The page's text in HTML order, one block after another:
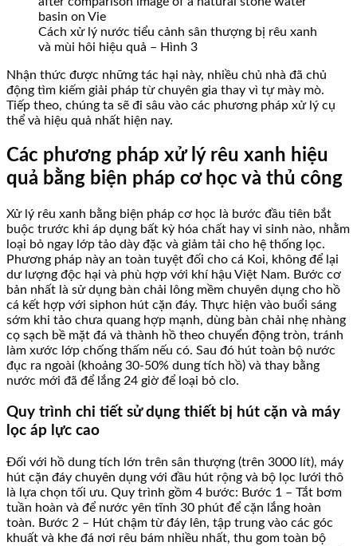
Cách xử lý nước tiểu cảnh sân thượng bị rêu xanh
và mùi hôi hiệu quả – Hình 3
Nhận thức được những tác hại này, nhiều chủ nhà đã chủ
động tìm kiếm giải pháp từ chuyên gia thay vì tự mày mò.
Tiếp theo, chúng ta sẽ đi sâu vào các phương pháp xử lý cụ
thể và hiệu quả nhất hiện nay.
Các phương pháp xử lý rêu xanh hiệu
quả bằng biện pháp cơ học và thủ công
Xử lý rêu xanh bằng biện pháp cơ học là bước đầu tiên bắt
buộc trước khi áp dụng bất kỳ hóa chất hay vi sinh nào, nhằm
loại bỏ ngay lớp tảo dày đặc và giảm tải cho hệ thống lọc.
Phương pháp này an toàn tuyệt đối cho cá Koi, không để lại
dư lượng độc hại và phù hợp với khí hậu Việt Nam. Bước cơ
bản nhất là sử dụng bàn chải lông mềm chuyên dụng cho hồ
cá kết hợp với siphon hút cặn đáy. Thực hiện vào buổi sáng
sớm khi tảo chưa quang hợp mạnh, dùng bàn chải nhẹ nhàng
cọ sạch bề mặt đá và thành hồ theo chuyển động tròn, tránh
làm xước lớp chống thấm nếu có. Sau đó hút toàn bộ nước
đục ra ngoài (khoảng 30-50% dung tích hồ) và thay bằng
nước mới đã để lắng 24 giờ để loại bỏ clo.
Quy trình chi tiết sử dụng thiết bị hút cặn và máy
lọc áp lực cao
Đối với hồ dung tích lớn trên sân thượng (trên 3000 lít), máy
hút cặn đáy chuyên dụng với đầu hút rộng và bộ lọc lưới thô
là lựa chọn tối ưu. Quy trình gồm 4 bước: Bước 1 – Tắt bơm
tuần hoàn và để nước yên tĩnh 30 phút để cặn lắng hoàn
toàn. Bước 2 – Hút chậm từ đáy lên, tập trung vào các góc
khuất và khe đá nơi rêu bám nhiều nhất, thu gom toàn bộ